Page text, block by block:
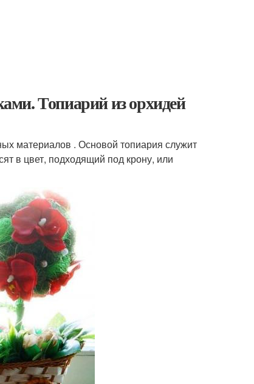
Топиарий из орхидей
материалов . Основой топиария служит
в цвет, подходящий под крону, или